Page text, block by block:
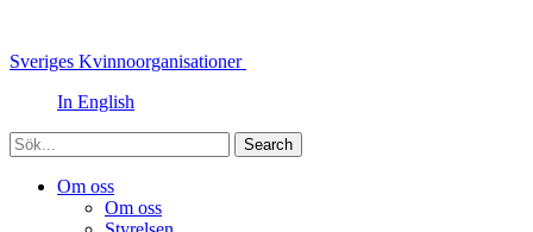
Sveriges Kvinnoorganisationer
In English
Sök
Om oss
Om oss